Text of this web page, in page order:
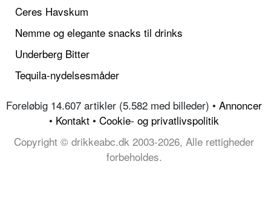
Ceres Havskum
Nemme og elegante snacks til drinks
Underberg Bitter
Tequila-nydelsesmåder
Foreløbig 14.607 artikler (5.582 med billeder) • Annoncer
• Kontakt • Cookie- og privatlivspolitik
Copyright © drikkeabc.dk 2003-2026, Alle rettigheder
forbeholdes.